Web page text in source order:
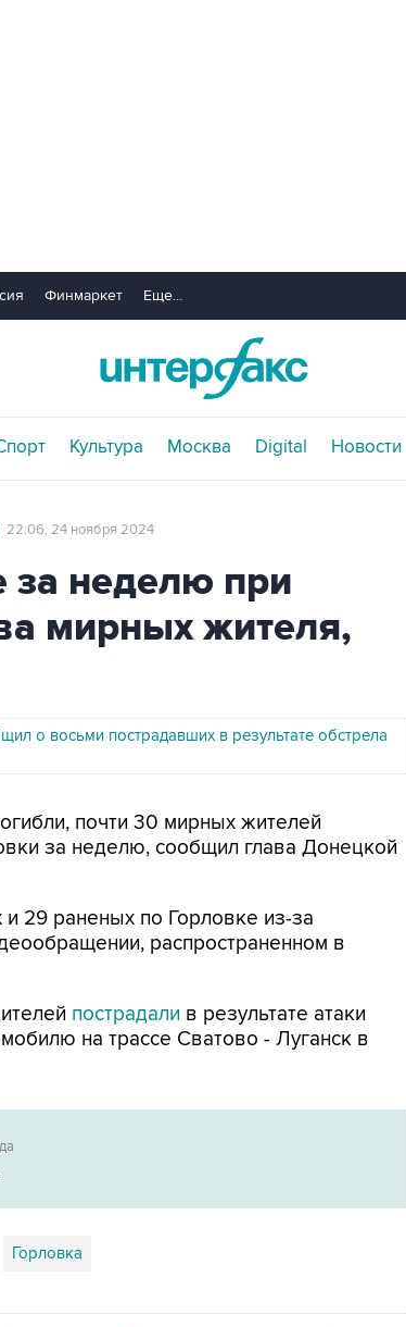
Финмаркет Еще...
Культура Москва Digital Новости
22:06, 24 ноября 2024
за неделю при
мирных жителя,
о восьми пострадавших в результате обстрела
почти 30 мирных жителей
за неделю, сообщил глава Донецкой
29 раненых по Горловке из-за
распространенном в
пострадали в результате атаки
на трассе Сватово - Луганск в
Горловка